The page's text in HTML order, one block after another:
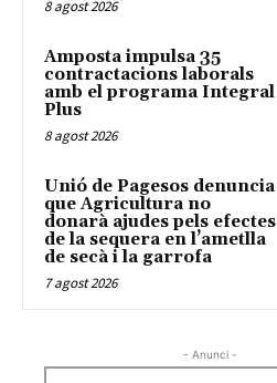
8 agost 2026
Amposta impulsa 35
contractacions laborals
amb el programa Integral
Plus
8 agost 2026
Unió de Pagesos denuncia
que Agricultura no
donarà ajudes pels efectes
de la sequera en l’ametlla
de secà i la garrofa
7 agost 2026
- Anunci -